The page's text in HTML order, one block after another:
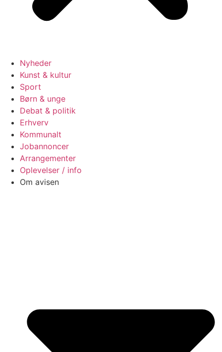
Nyheder
Kunst & kultur
Sport
Børn & unge
Debat & politik
Erhverv
Kommunalt
Jobannoncer
Arrangementer
Oplevelser / info
Om avisen